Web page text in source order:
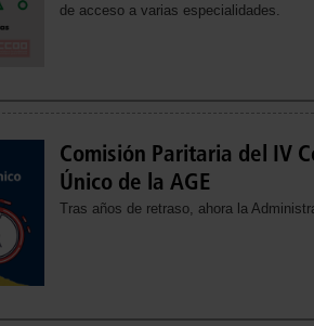
de acceso a varias especialidades.
Comisión Paritaria del IV
Único de la AGE
Tras años de retraso, ahora la